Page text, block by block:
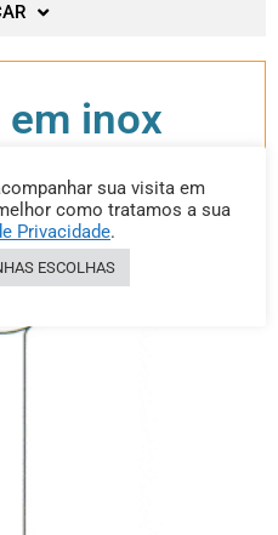
inox
em inox
sua visita em
como tratamos a sua
Privacidade.
ESCOLHAS